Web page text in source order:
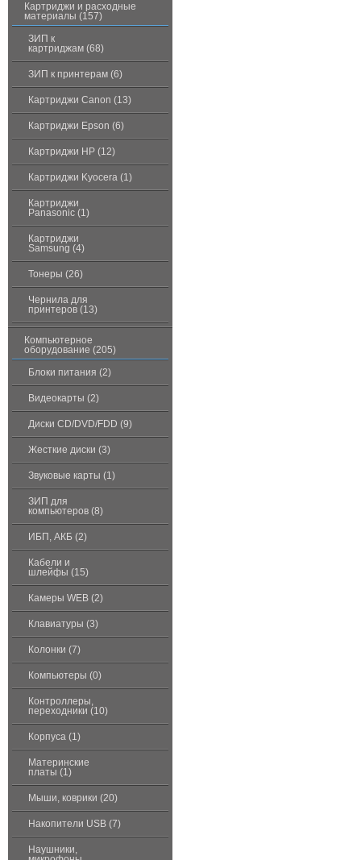
Картриджи и расходные
материалы (157)
ЗИП к
картриджам (68)
ЗИП к принтерам (6)
Картриджи Canon (13)
Картриджи Epson (6)
Картриджи HP (12)
Картриджи Kyocera (1)
Картриджи
Panasonic (1)
Картриджи
Samsung (4)
Тонеры (26)
Чернила для
принтеров (13)
Компьютерное
оборудование (205)
Блоки питания (2)
Видеокарты (2)
Диски CD/DVD/FDD (9)
Жесткие диски (3)
Звуковые карты (1)
ЗИП для
компьютеров (8)
ИБП, АКБ (2)
Кабели и
шлейфы (15)
Камеры WEB (2)
Клавиатуры (3)
Колонки (7)
Компьютеры (0)
Контроллеры,
переходники (10)
Корпуса (1)
Материнские
платы (1)
Мыши, коврики (20)
Накопители USB (7)
Наушники,